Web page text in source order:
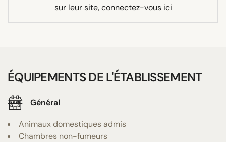
sur leur site,connectez-vous ici
ÉQUIPEMENTS DE L'ÉTABLISSEMENT
Général
Animaux domestiques admis
Chambres non-fumeurs